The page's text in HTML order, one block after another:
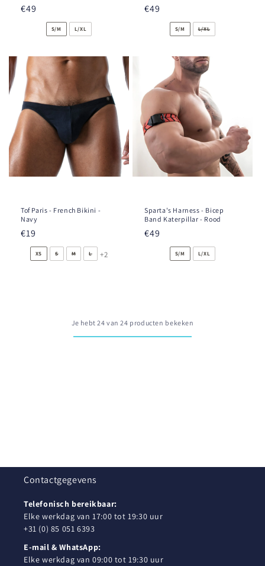
Normale
€49
S/M L/XL
Normale
€49
S/M L/XL
Tof Paris - French Bikini -
Navy
Normale
prijs
€19
XS S M L +2
Sparta's Harness - Bicep
Band Katerpillar - Rood
Normale
€49
S/M L/XL
Je hebt 24 van 24 producten bekeken
Contactgegevens
Telefonisch bereikbaar:
Elke werkdag van 17:00 tot 19:30 uur
+31 (0) 85 051 6393
E-mail & WhatsApp:
Elke werkdag van 09:00 tot 19:30 uur